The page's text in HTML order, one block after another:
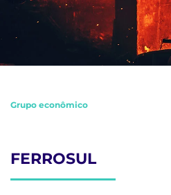
Grupo econômico
FERROSUL